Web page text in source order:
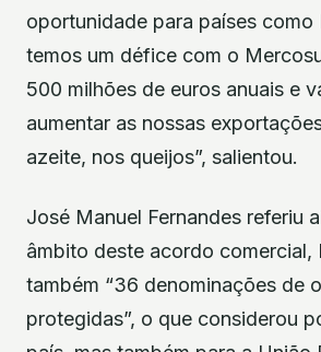
oportunidade para países como
temos um défice com o
500 milhões de euros anuais e
aumentar as nossas
azeite, nos queijos”, salientou.
José Manuel Fernandes referiu
âmbito deste acordo comercial,
também “36 denominações de
protegidas”, o que considerou